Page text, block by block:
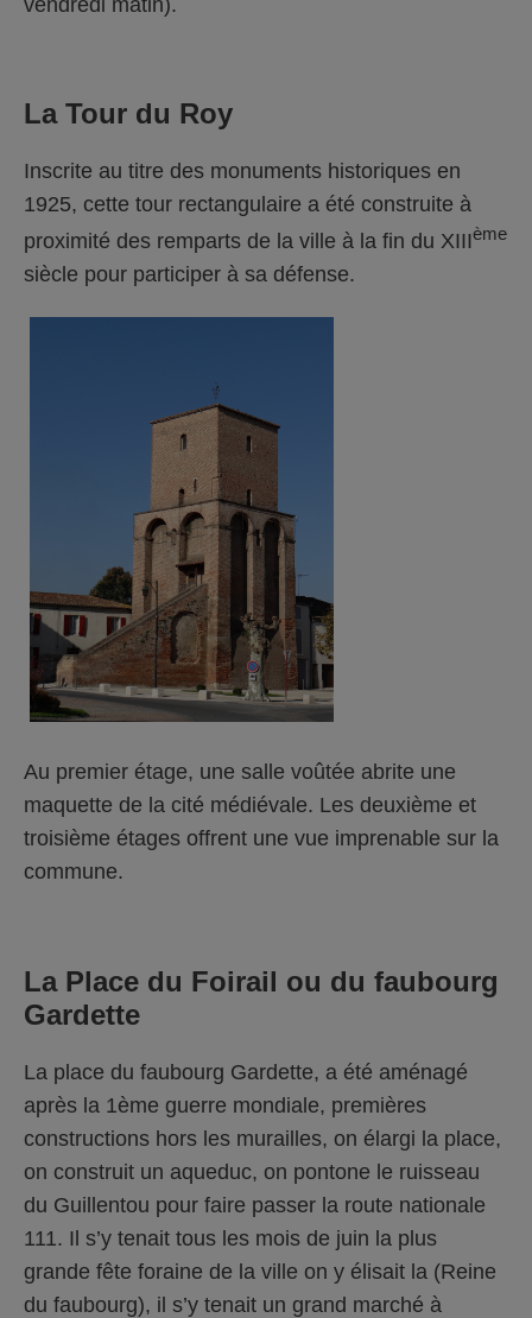
La Tour du Roy
Inscrite au titre des monuments historiques en
1925, cette tour rectangulaire a été construite à
proximité des remparts de la ville à la fin du XIIIème
siècle pour participer à sa défense.
Au premier étage, une salle voûtée abrite une
maquette de la cité médiévale. Les deuxième et
troisième étages offrent une vue imprenable sur la
commune.
La Place du Foirail ou du faubourg
Gardette
La place du faubourg Gardette, a été aménagé
après la 1ème guerre mondiale, premières
constructions hors les murailles, on élargi la place,
on construit un aqueduc, on pontone le ruisseau
du Guillentou pour faire passer la route nationale
111. Il s’y tenait tous les mois de juin la plus
grande fête foraine de la ville on y élisait la (Reine
du faubourg), il s’y tenait un grand marché à